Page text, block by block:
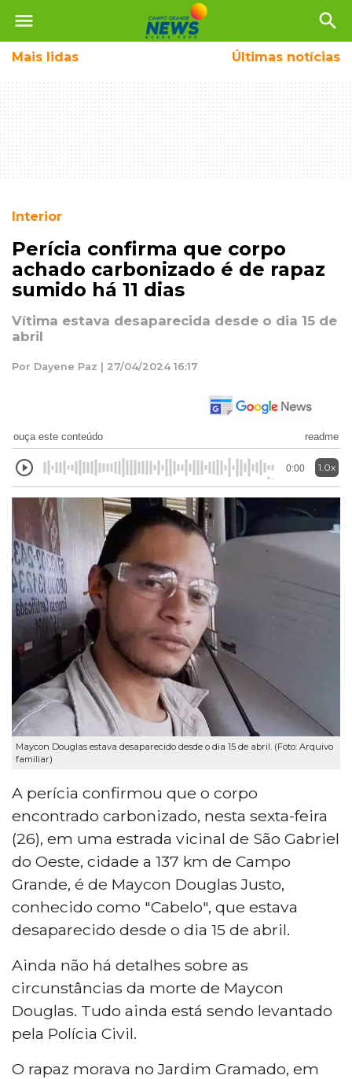
menu search
Mais lidas Últimas notícias
Interior
Perícia confirma que corpo
achado carbonizado é de rapaz
sumido há 11 dias
Vítima estava desaparecida desde o dia 15 de
abril
Por Dayene Paz | 27/04/2024 16:17
ouça este conteúdo readme
0:00 1.0x
Maycon Douglas estava desaparecido desde o dia 15 de abril. (Foto: Arquivo
familiar)
A perícia confirmou que o corpo
encontrado carbonizado, nesta sexta-feira
(26), em uma estrada vicinal de São Gabriel
do Oeste, cidade a 137 km de Campo
Grande, é de Maycon Douglas Justo,
conhecido como "Cabelo", que estava
desaparecido desde o dia 15 de abril.
Ainda não há detalhes sobre as
circunstâncias da morte de Maycon
Douglas. Tudo ainda está sendo levantado
pela Polícia Civil.
O rapaz morava no Jardim Gramado, em